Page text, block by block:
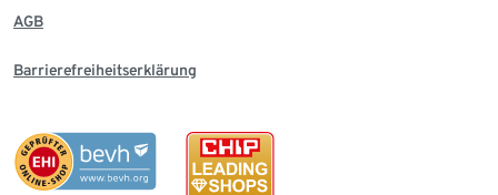
AGB
Barrierefreiheitserklärung